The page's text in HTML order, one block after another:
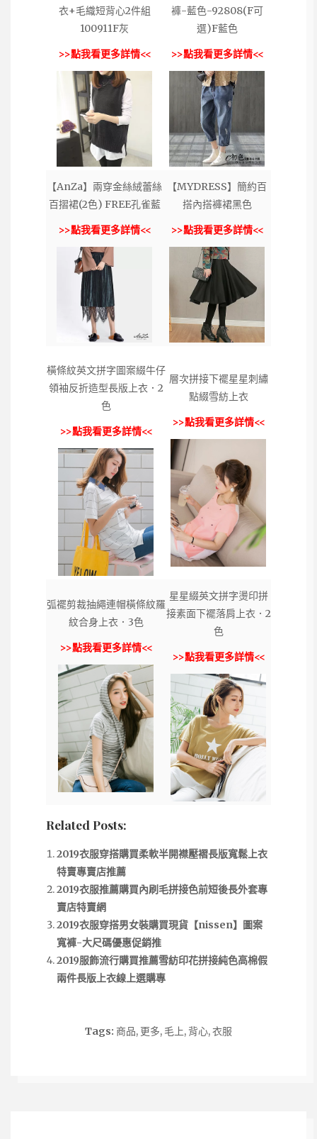
衣+毛織短背心2件組
100911F灰
>>點我看更多詳情<<
褲-藍色-92808(F可
選)F藍色
>>點我看更多詳情<<
【AnZa】兩穿金絲絨蕾絲
百摺裙(2色) FREE孔雀藍
>>點我看更多詳情<<
【MYDRESS】簡約百
搭內搭褲裙黑色
>>點我看更多詳情<<
橫條紋英文拼字圖案綴牛仔
領袖反折造型長版上衣．2
色
>>點我看更多詳情<<
層次拼接下襬星星刺繡
點綴雪紡上衣
>>點我看更多詳情<<
弧襬剪裁抽繩連帽橫條紋羅
紋合身上衣．3色
>>點我看更多詳情<<
星星綴英文拼字燙印拼
接素面下襬落肩上衣．2
色
>>點我看更多詳情<<
Related Posts:
2019衣服穿搭購買柔軟半開襟壓褶長版寬鬆上衣
特賣專賣店推薦
2019衣服推薦購買內刷毛拼接色前短後長外套專
賣店特賣網
2019衣服穿搭男女裝購買現貨【nissen】圖案
寬褲-大尺碼優惠促銷推
2019服飾流行購買推薦雪紡印花拼接純色高棉假
兩件長版上衣線上選購專
Tags: 商品, 更多, 毛上, 背心,衣服